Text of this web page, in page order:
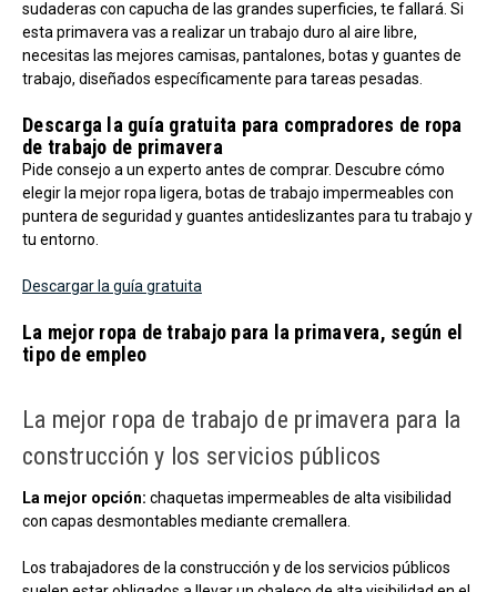
sudaderas con capucha de las grandes superficies, te fallará. Si
esta primavera vas a realizar un trabajo duro al aire libre,
necesitas las mejores camisas, pantalones, botas y guantes de
trabajo, diseñados específicamente para tareas pesadas.
Descarga la guía gratuita para compradores de ropa
de trabajo de primavera
Pide consejo a un experto antes de comprar. Descubre cómo
elegir la mejor ropa ligera, botas de trabajo impermeables con
puntera de seguridad y guantes antideslizantes para tu trabajo y
tu entorno.
Descargar la guía gratuita
La mejor ropa de trabajo para la primavera, según el
tipo de empleo
La mejor ropa de trabajo de primavera para la
construcción y los servicios públicos
La mejor opción: chaquetas impermeables de alta visibilidad
con capas desmontables mediante cremallera.
Los trabajadores de la construcción y de los servicios públicos